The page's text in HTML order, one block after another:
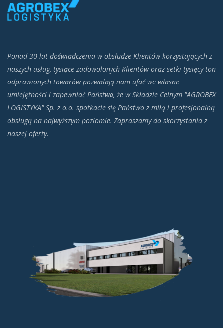
Ponad 30 lat doświadczenia w obsłudze Klientów korzystających z
naszych usług, tysiące zadowolonych Klientów oraz setki tysięcy ton
odprawionych towarów pozwalają nam ufać we własne
umiejętności i zapewniać Państwa, że w Składzie Celnym "AGROBEX
LOGISTYKA" Sp. z o.o. spotkacie się Państwo z miłą i profesjonalną
obsługą na najwyższym poziomie. Zapraszamy do skorzystania z
naszej oferty.